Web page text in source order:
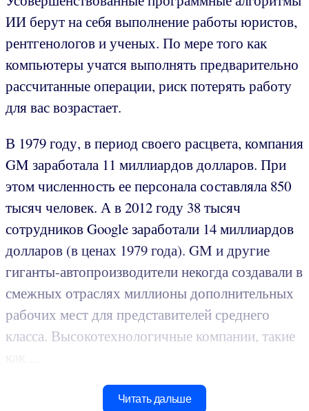
ИИ берут на себя выполнение работы юристов,
рентгенологов и ученых. По мере того как
компьютеры учатся выполнять предварительно
рассчитанные операции, риск потерять работу
для вас возрастает.
В 1979 году, в период своего расцвета, компания
GM заработала 11 миллиардов долларов. При
этом численность ее персонала составляла 850
тысяч человек. А в 2012 году 38 тысяч
сотрудников Google заработали 14 миллиардов
долларов (в ценах 1979 года). GM и другие
гиганты-автопроизводители некогда создавали в
смежных отраслях миллионы дополнительных
рабочих мест для представителей среднего
класса. Высокотехнологичные компании, такие
Читать дальше